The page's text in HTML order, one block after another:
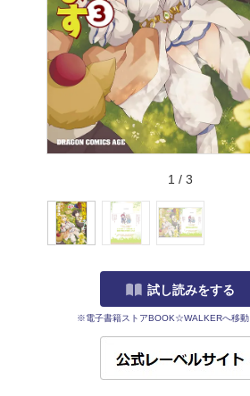
1 / 3
試し読みをする
※電子書籍ストアBOOK☆WALKERへ移動